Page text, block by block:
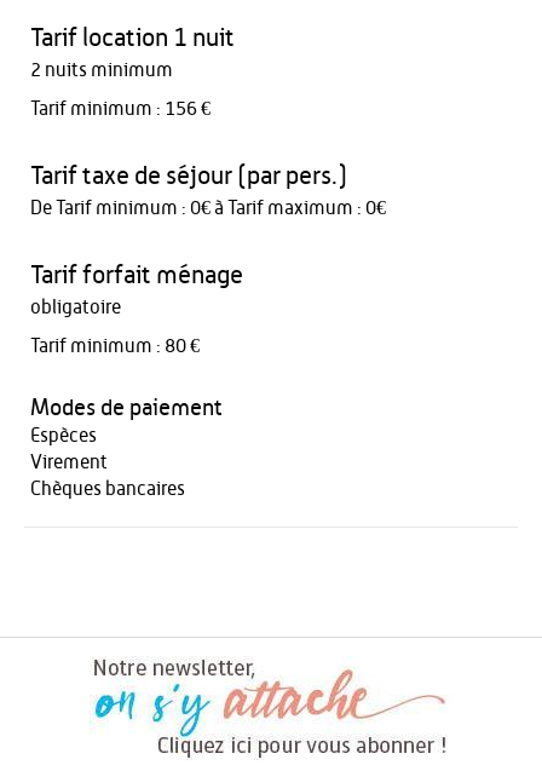
Tarif location 1 nuit
2 nuits minimum
Tarif minimum : 156 €
Tarif taxe de séjour (par pers.)
De Tarif minimum : 0€ à Tarif maximum : 0€
Tarif forfait ménage
obligatoire
Tarif minimum : 80 €
Modes de paiement
Espèces
Virement
Chèques bancaires